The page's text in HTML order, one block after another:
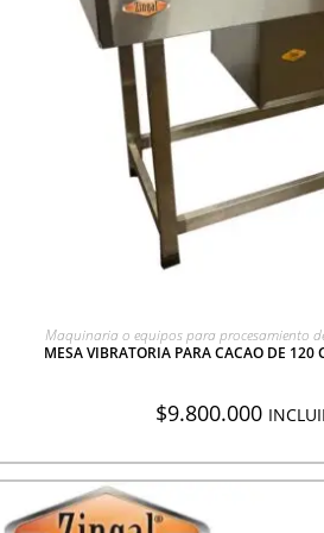
AGREGAR A
Maquinaria o equipos para procesamiento
MESA VIBRATORIA PARA CACAO DE 120
$9.800.000